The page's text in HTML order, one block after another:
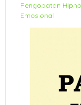
Pengobatan
Emosional